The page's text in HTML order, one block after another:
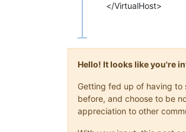
</VirtualHost>
Hello! It looks like you're
Getting fed up of having to
before, and choose to be
appreciation to other